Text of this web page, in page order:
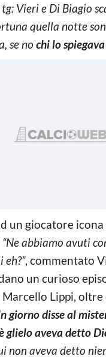
Vieri e Di Biagio
quella notte
se no chi lo
un giocatore
“Ne abbiamo avuti
, commentato
un curioso
Lippi, oltre
giorno disse al
glielo aveva detto
non aveva detto